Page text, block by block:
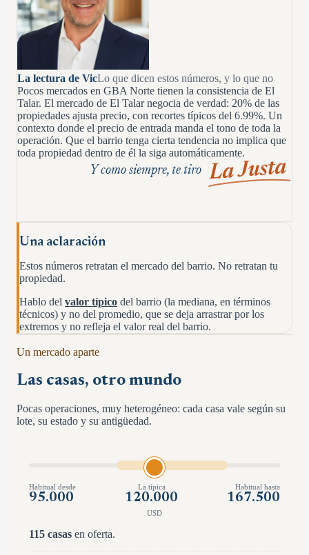
La lectura de VicLo que dicen estos números, y lo que no
Pocos mercados en GBA Norte tienen la consistencia de El
Talar. El mercado de El Talar negocia de verdad: 20% de las
propiedades ajusta precio, con recortes típicos del 6.99%. Un
contexto donde el precio de entrada manda el tono de toda la
operación. Que el barrio tenga cierta tendencia no implica que
toda propiedad dentro de él la siga automáticamente.
Y como siempre, te tiro La Justa
Una aclaración
Estos números retratan el mercado del barrio. No retratan tu
propiedad.
Hablo del valor típico del barrio (la mediana, en términos
técnicos) y no del promedio, que se deja arrastrar por los
extremos y no refleja el valor real del barrio.
Un mercado aparte
Las casas, otro mundo
Pocas operaciones, muy heterogéneo: cada casa vale según su
lote, su estado y su antigüedad.
Habitual desde
95.000
La típica
120.000
Habitual hasta
167.500
USD
115 casas en oferta.